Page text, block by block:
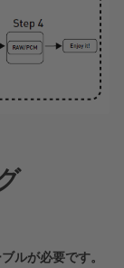
ルが必要です。